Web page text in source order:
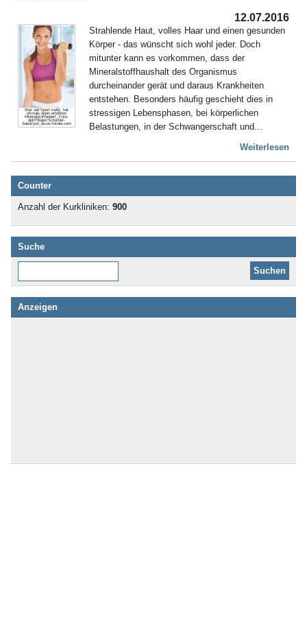
12.07.2016
Wer viel Sport treibt, hat
oftmals einen erhöhten
Mineralstoffbedarf. Foto:
djd/Pflüger/Schüßler-
Salze/yuri_arcus-fotolia.com
Strahlende Haut, volles Haar und einen gesunden
Körper - das wünscht sich wohl jeder. Doch
mitunter kann es vorkommen, dass der
Mineralstoffhaushalt des Organismus
durcheinander gerät und daraus Krankheiten
entstehen. Besonders häufig geschieht dies in
stressigen Lebensphasen, bei körperlichen
Belastungen, in der Schwangerschaft und...
Weiterlesen
Counter
Anzahl der Kurkliniken: 900
Suche
Anzeigen